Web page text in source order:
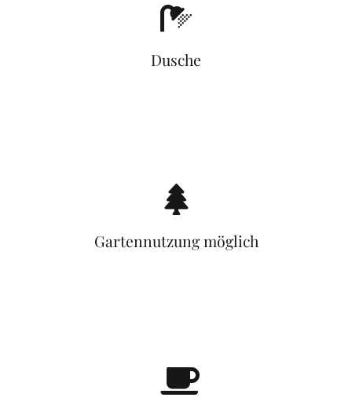
Dusche
Gartennutzung möglich